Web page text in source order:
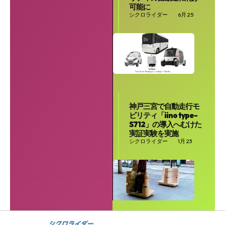
可能に
シクロライダー 6月 25
神戸三宮で自動走行モ
ビリティ「iino type-
S712」の導入へむけた
実証実験を実施
シクロライダー 1月 23